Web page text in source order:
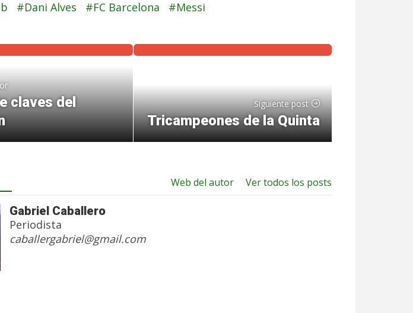
Dani Alves FC Barcelona Messi
claves del
Siguiente post
Tricampeones de la Quinta
Ver todos los posts
Web del autor
Gabriel Caballero
Periodista
caballergabriel@gmail.com